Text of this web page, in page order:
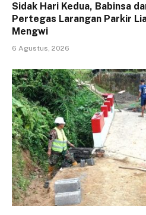
Sidak Hari Kedua, Babinsa
Pertegas Larangan Parkir
Mengwi
6 Agustus, 2026